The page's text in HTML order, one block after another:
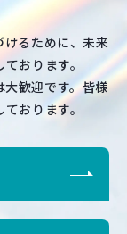
るために、未来
おります。
歓迎です。皆様
おります。